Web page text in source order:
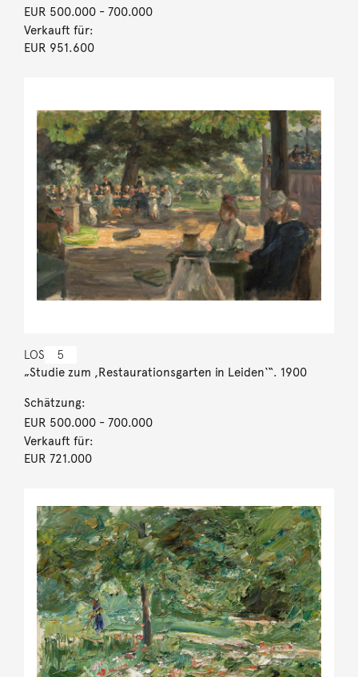
EUR 500.000- 700.000
Verkauft für:
EUR 951.600
LOS 5
„Studie zum ,Restaurationsgarten in Leiden‘“. 1900
Schätzung:
EUR 500.000- 700.000
Verkauft für:
EUR 721.000